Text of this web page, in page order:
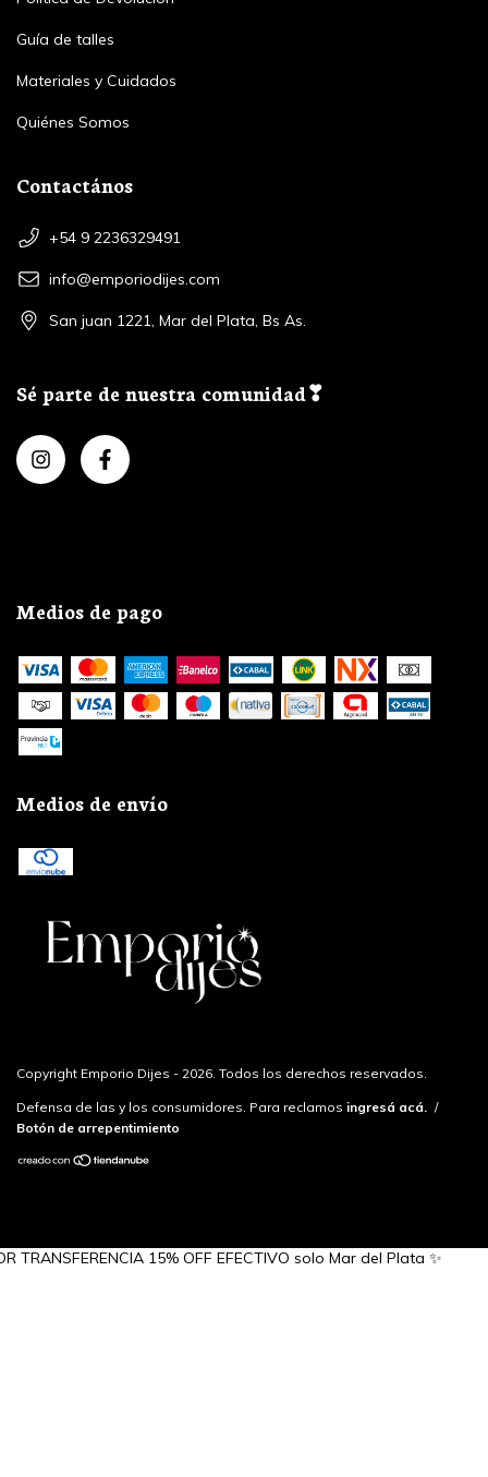
Guía de talles
Materiales y Cuidados
Quiénes Somos
Contactános
+54 9 2236329491
info@emporiodijes.com
San juan 1221, Mar del Plata, Bs As.
Sé parte de nuestra comunidad❣
Medios de pago
Medios de envío
Copyright Emporio Dijes - 2026. Todos los derechos reservados.
Defensa de las y los consumidores. Para reclamos ingresá acá. /
Botón de arrepentimiento
15% OFF EFECTIVO solo Mar del Plata ✨